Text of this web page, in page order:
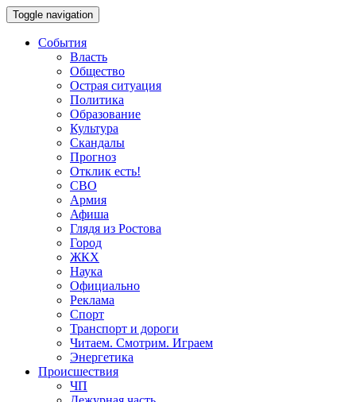
Toggle navigation
События
Власть
Общество
Острая ситуация
Политика
Образование
Культура
Скандалы
Прогноз
Отклик есть!
СВО
Армия
Афиша
Глядя из Ростова
Город
ЖКХ
Наука
Официально
Реклама
Спорт
Транспорт и дороги
Читаем. Смотрим. Играем
Энергетика
Происшествия
ЧП